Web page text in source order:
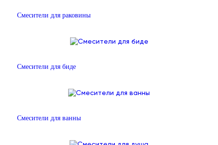
Смесители для раковины
Смесители для биде
Смесители для ванны